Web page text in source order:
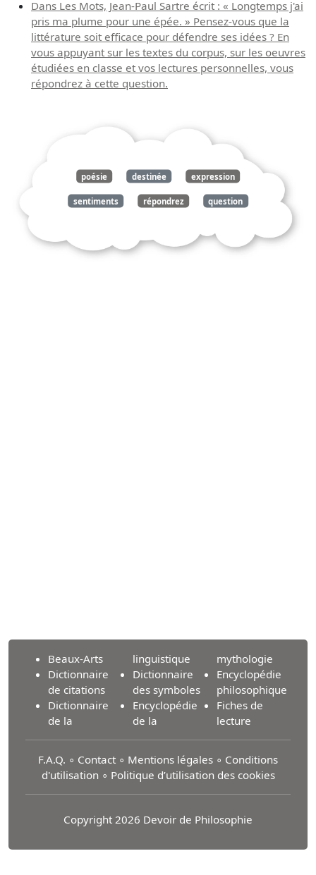
Dans Les Mots, Jean-Paul Sartre écrit : « Longtemps j'ai
pris ma plume pour une épée. » Pensez-vous que la
littérature soit efficace pour défendre ses idées ? En
vous appuyant sur les textes du corpus, sur les oeuvres
étudiées en classe et vos lectures personnelles, vous
répondrez à cette question.
poésie destinée expression
sentiments répondrez question
séquence lectures personnelles
Beaux-Arts
Dictionnaire
de citations
Dictionnaire
de la
linguistique
Dictionnaire
des symboles
Encyclopédie
de la
mythologie
Encyclopédie
philosophique
Fiches de
lecture
F.A.Q. ∘ Contact ∘ Mentions légales ∘ Conditions
d'utilisation ∘ Politique d’utilisation des cookies
Copyright 2026 Devoir de Philosophie